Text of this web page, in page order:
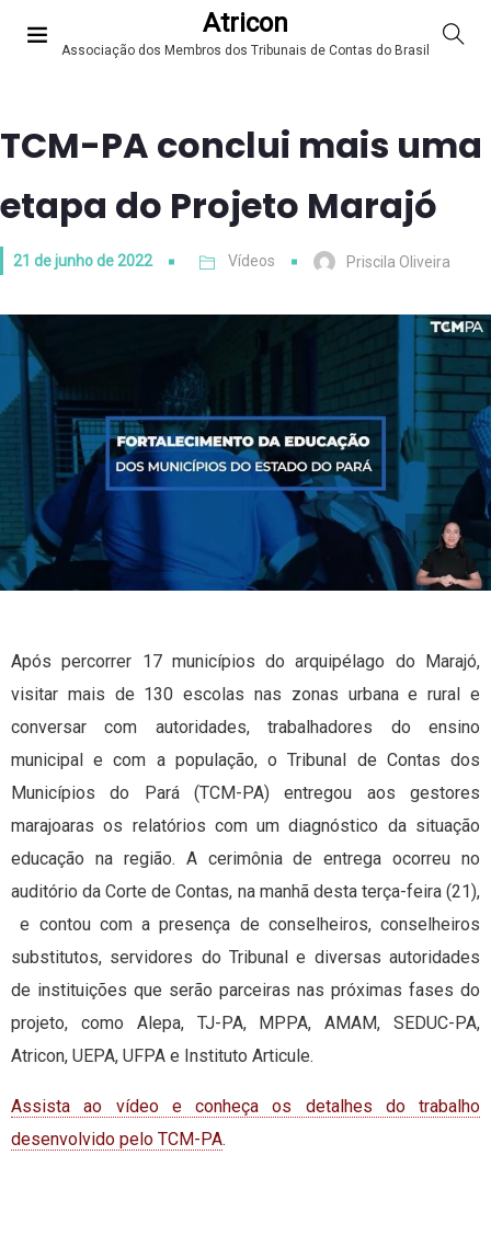
Atricon
Associação dos Membros dos Tribunais de Contas do Brasil
TCM-PA conclui mais uma
etapa do Projeto Marajó
21 de junho de 2022 Vídeos Priscila Oliveira
Após percorrer 17 municípios do arquipélago do Marajó,
visitar mais de 130 escolas nas zonas urbana e rural e
conversar com autoridades, trabalhadores do ensino
municipal e com a população, o Tribunal de Contas dos
Municípios do Pará (TCM-PA) entregou aos gestores
marajoaras os relatórios com um diagnóstico da situação
educação na região. A cerimônia de entrega ocorreu no
auditório da Corte de Contas, na manhã desta terça-feira (21),
e contou com a presença de conselheiros, conselheiros
substitutos, servidores do Tribunal e diversas autoridades
de instituições que serão parceiras nas próximas fases do
projeto, como Alepa, TJ-PA, MPPA, AMAM, SEDUC-PA,
Atricon, UEPA, UFPA e Instituto Articule.
Assista ao vídeo e conheça os detalhes do trabalho
desenvolvido pelo TCM-PA.